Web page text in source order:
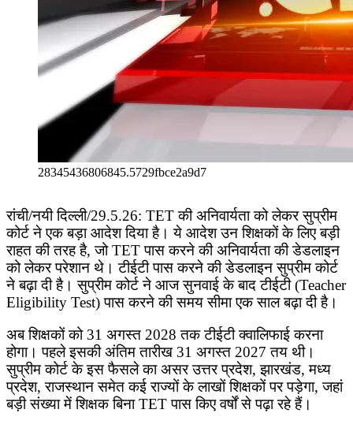
28345436806845.5729fbce2a9d7
रांची/नयी दिल्ली/29.5.26: TET की अनिवार्यता को लेकर सुप्रीम
कोर्ट ने एक बड़ा आदेश दिया है। ये आदेश उन शिक्षकों के लिए बड़ी
राहत की तरह है, जो TET पास करने की अनिवार्यता की डेडलाइन
को लेकर परेशान थे। टीईटी पास करने की डेडलाइन सुप्रीम कोर्ट
ने बढ़ा दी है। सुप्रीम कोर्ट ने आज सुनवाई के बाद टीईटी (Teacher
Eligibility Test) पास करने की समय सीमा एक साल बढ़ा दी है।
अब शिक्षकों को 31 अगस्त 2028 तक टीईटी क्वालिफाई करना
होगा। पहले इसकी अंतिम तारीख 31 अगस्त 2027 तय थी।
सुप्रीम कोर्ट के इस फैसले का असर उत्तर प्रदेश, झारखंड, मध्य
प्रदेश, राजस्थान समेत कई राज्यों के लाखों शिक्षकों पर पड़ेगा, जहां
बड़ी संख्या में शिक्षक बिना TET पास किए वर्षों से पढ़ा रहे हैं।